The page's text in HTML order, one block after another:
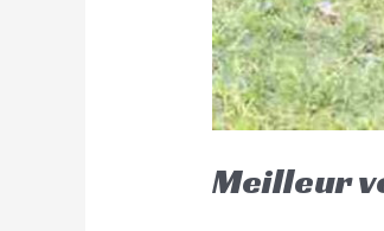
Meilleur